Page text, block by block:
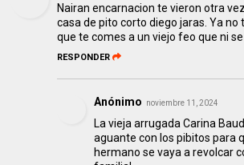
Nairan encarnacion te vieron otra
casa de pito corto diego jaras. Ya no
que te comes a un viejo feo que ni
RESPONDER
Anónimo noviembre 11, 2024
La vieja arrugada Carina
aguante con los pibitos para
hermano se vaya a revolcar